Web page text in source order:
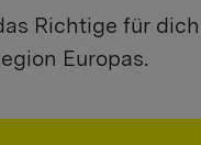
Richtige für dich
Europas.